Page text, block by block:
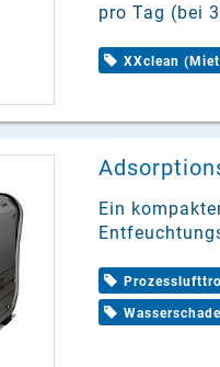
pro Tag (bei
XXclean
Ein